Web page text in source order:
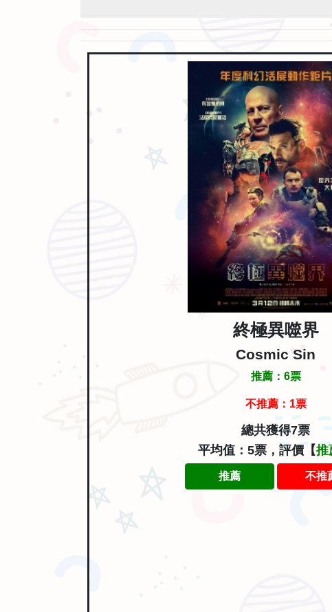
終極異噬界
Cosmic Sin
推薦： 6票
不推薦： 1票
總共獲得7票
平均值：5票，評價【推
推薦 不推